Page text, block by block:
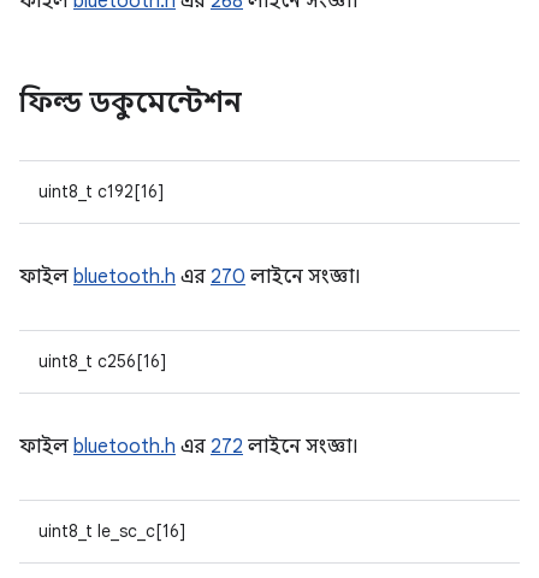
ফিল্ড ডকুমেন্টেশন
uint8_t c192[16]
ফাইল bluetooth.h এর 270 লাইনে সংজ্ঞা।
uint8_t c256[16]
ফাইল bluetooth.h এর 272 লাইনে সংজ্ঞা।
uint8_t le_sc_c[16]